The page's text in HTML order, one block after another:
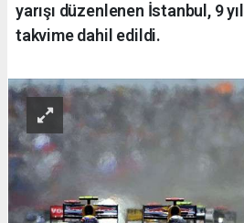
yarışı düzenlenen İstanbul, 9
takvime dahil edildi.